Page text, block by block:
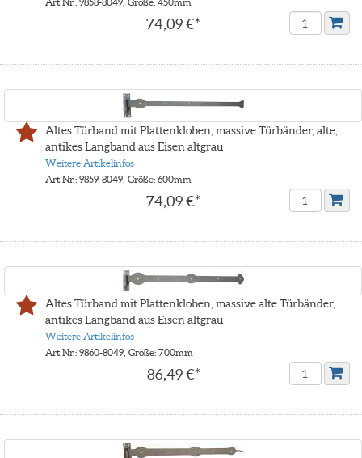
74,09 €*
Altes Türband mit Plattenkloben, massive Türbänder, alte,
antikes Langband aus Eisen altgrau
Weitere Artikelinfos
Art.Nr.: 9859-8049, Größe: 600mm
74,09 €*
Altes Türband mit Plattenkloben, massive alte Türbänder,
antikes Langband aus Eisen altgrau
Weitere Artikelinfos
Art.Nr.: 9860-8049, Größe: 700mm
86,49 €*